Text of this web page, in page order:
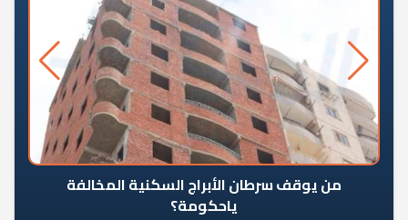
من يوقف سرطان الأبراج السكنية المخالفة
ياحكومة؟